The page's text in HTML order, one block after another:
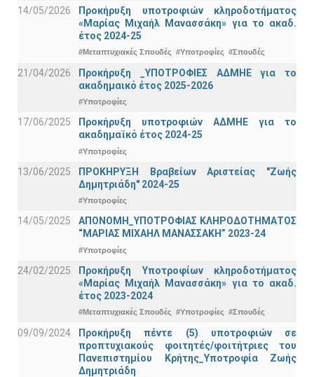
14/05/2026
Προκήρυξη υποτροφιών κληροδοτήματος
«Μαρίας Μιχαήλ Μανασσάκη» για το ακαδ.
έτος 2024-25
#Μεταπτυχιακές Σπουδές #Υποτροφίες #Σπουδές
21/04/2026
Προκήρυξη _ΥΠΟΤΡΟΦΙΕΣ ΑΔΜΗΕ για το
ακαδημαικό έτος 2025-2026
#Υποτροφίες
17/06/2025
Προκήρυξη υποτροφιών ΑΔΜΗΕ για το
ακαδημαϊκό έτος 2024-25
#Υποτροφίες
13/06/2025
ΠΡΟΚΗΡΥΞΗ Βραβείων Αριστείας "Ζωής
Δημητριάδη" 2024-25
#Υποτροφίες
14/05/2025
ΑΠΟΝΟΜΗ_ΥΠΟΤΡΟΦΙΑΣ ΚΛΗΡΟΔΟΤΗΜΑΤΟΣ
“ΜΑΡΙΑΣ ΜΙΧΑΗΛ ΜΑΝΑΣΣΑΚΗ” 2023-24
#Υποτροφίες
24/02/2025
Προκήρυξη Υποτροφίων κληροδοτήματος
«Μαρίας Μιχαήλ Μανασσάκη» για το ακαδ.
έτος 2023-2024
#Μεταπτυχιακές Σπουδές #Υποτροφίες #Σπουδές
09/09/2024
Προκήρυξη πέντε (5) υποτροφιών σε
προπτυχιακούς φοιτητές/φοιτήτριες του
Πανεπιστημίου Κρήτης_Υποτροφία Ζωής
Δημητριάδη